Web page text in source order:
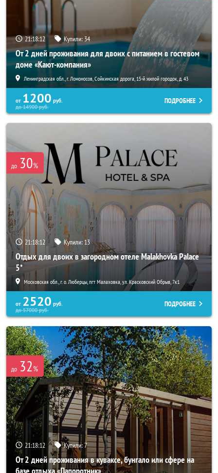
21:18:11 Купили: 34
От 2 дней проживания для двоих с питанием в гостевом
доме «Кают-компания»
Ленинградская обл., г. Ломоносов, Сойкинская дорога, 15-й жилой городок, д. 43
от 1200 руб.
до14900руб.
ПОДРОБНЕЕ
до 30%
21:18:11 Купили: 13
Отдых для двоих в загородном отеле Malakhovka Palace
5*
Московская обл., г. о. Люберцы, пгт Малаховка, ул. Красковский Обрыв, 7к1
от 2520 руб.
до57000руб.
ПОДРОБНЕЕ
до 32%
21:18:11 Купили:7
От 2 дней проживания в куваксе, бунгало или сфере на